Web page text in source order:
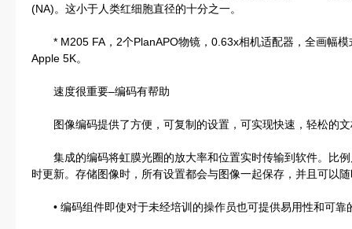
(NA)。这小于人类红细胞直径的十分之一。
* M205 FA，2个PlanAPO物镜，0.63x相机适配器，全画幅模
Apple 5K。
速度很重要–编码有帮助
图像编码提供了方便，可复制的设置，可实现快速，轻松的文
集成的编码将虹膜光圈的放大率和位置实时传输到软件。比例
时更新。存储图像时，所有设置都会与图像一起保存，并且可以
• 编码组件即使对于未经培训的操作员也可提供易用性和可靠